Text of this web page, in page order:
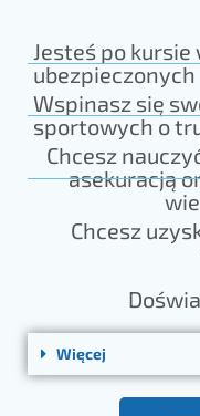
Jesteś po
ubezpieczonych
Wspinasz się
sportowych o
Chcesz
asekuracją
Chcesz
Więcej